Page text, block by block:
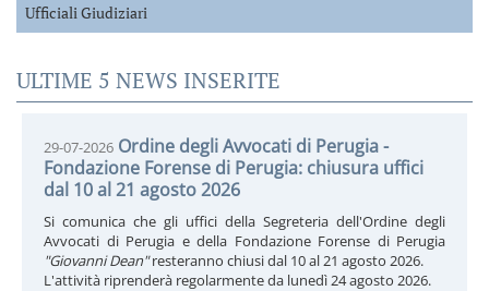
Ufficiali Giudiziari
ULTIME 5 NEWS INSERITE
29-07-2026 Ordine degli Avvocati di Perugia -
Fondazione Forense di Perugia: chiusura uffici
dal 10 al 21 agosto 2026
Si comunica che gli uffici della Segreteria dell'Ordine degli
Avvocati di Perugia e della Fondazione Forense di Perugia
"Giovanni Dean"resteranno chiusi dal 10 al 21 agosto 2026.
L'attività riprenderà regolarmente da lunedì 24 agosto 2026.